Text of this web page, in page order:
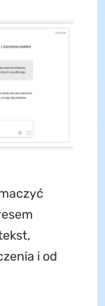
i od